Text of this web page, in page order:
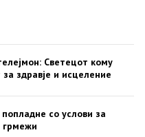
Светецот кому
здравје и исцеление
со услови за
грмежи